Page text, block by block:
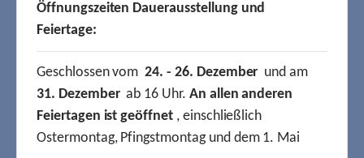
Öffnungszeiten Dauerausstellung und
Feiertage:
Geschlossen vom24. - 26. Dezember und am
31. Dezemberab 16 Uhr. An allen anderen
Feiertagen ist geöffnet, einschließlich
Ostermontag, Pfingstmontag und dem 1. Mai